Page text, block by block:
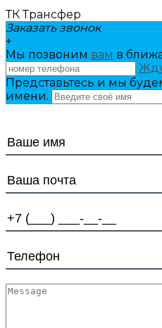
ТК Трансфер
Заказать звонок
+
Мы позвоним вам в
Представьтесь и мы
имени.